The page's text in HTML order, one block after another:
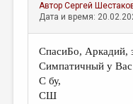
АвторСергей
Дата и время:
СпасиБо, Аркадий,
Симпатичный у
С бу,
СШ